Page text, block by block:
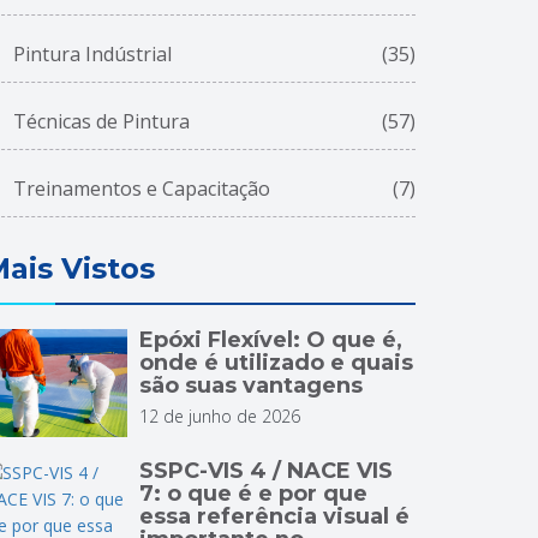
Pintura Indústrial (35)
Técnicas de Pintura (57)
Treinamentos e Capacitação (7)
Vistos
Epóxi Flexível: O que é,
onde é utilizado e quais
são suas vantagens
12 de junho de 2026
SSPC-VIS 4 / NACE VIS
7: o que é e por que
essa referência visual é